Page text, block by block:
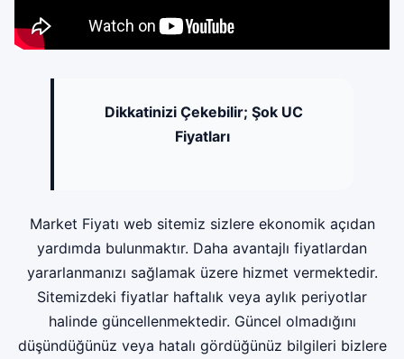
Dikkatinizi Çekebilir; Şok UC
Fiyatları
Market Fiyatı web sitemiz sizlere ekonomik açıdan
yardımda bulunmaktır. Daha avantajlı fiyatlardan
yararlanmanızı sağlamak üzere hizmet vermektedir.
Sitemizdeki fiyatlar haftalık veya aylık periyotlar
halinde güncellenmektedir. Güncel olmadığını
düşündüğünüz veya hatalı gördüğünüz bilgileri bizlere